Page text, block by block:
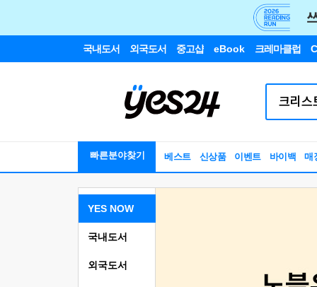
국내도서 외국도서 중고샵 eBook 크레마클럽
빠른분야찾기 베스트 신상품 이벤트 바이백 매
YES NOW
국내도서
외국도서